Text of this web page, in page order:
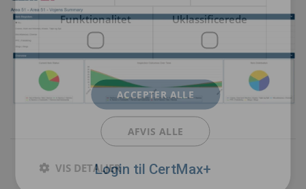
Login til CertMax+
Funktionalitet Uklassificerede
ACCEPTER ALLE
AFVIS ALLE
VIS DETALJER